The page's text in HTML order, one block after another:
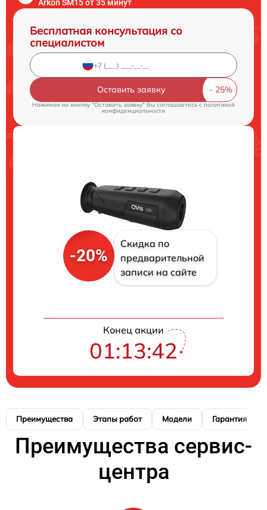
Arkon SM15 от 35 минут
Бесплатная консультация со
специалистом
Оставить заявку
Нажимая на кнопку "Оставить заявку" Вы соглашаетесь c политикой
конфиденциальности
-20%
Скидка по
предварительной
записи на сайте
Конец акции
01:13:41
Преимущества Этапы работ Модели Гарантия
Преимущества сервис-
центра